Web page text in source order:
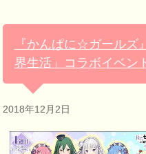
『かんぱに☆ガールズ
界生活」コラボイベン
2018年12月2日